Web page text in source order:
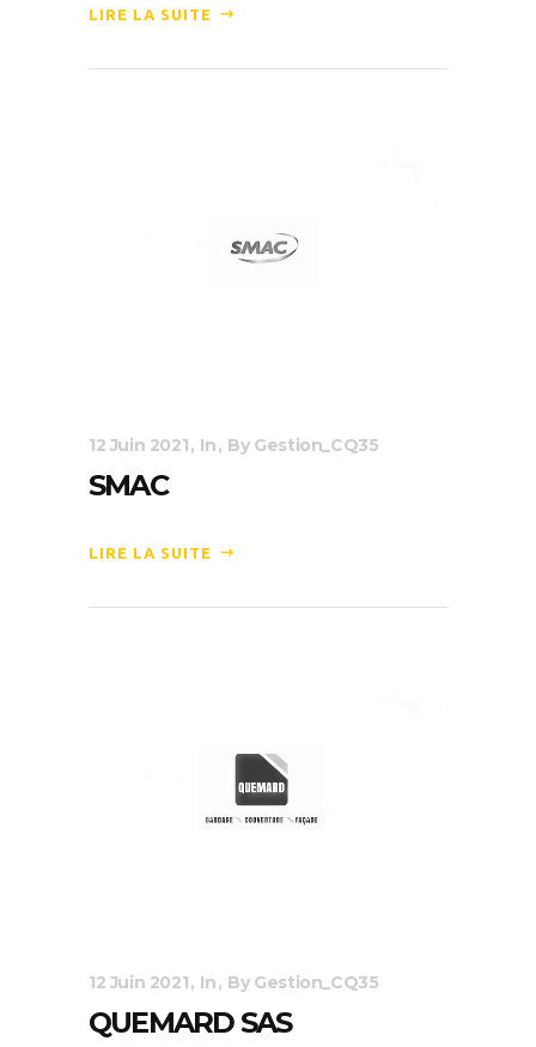
LIRE LA SUITE
12 Juin 2021 In By Gestion_CQ35
SMAC
LIRE LA SUITE
12 Juin 2021 In By Gestion_CQ35
QUEMARD SAS